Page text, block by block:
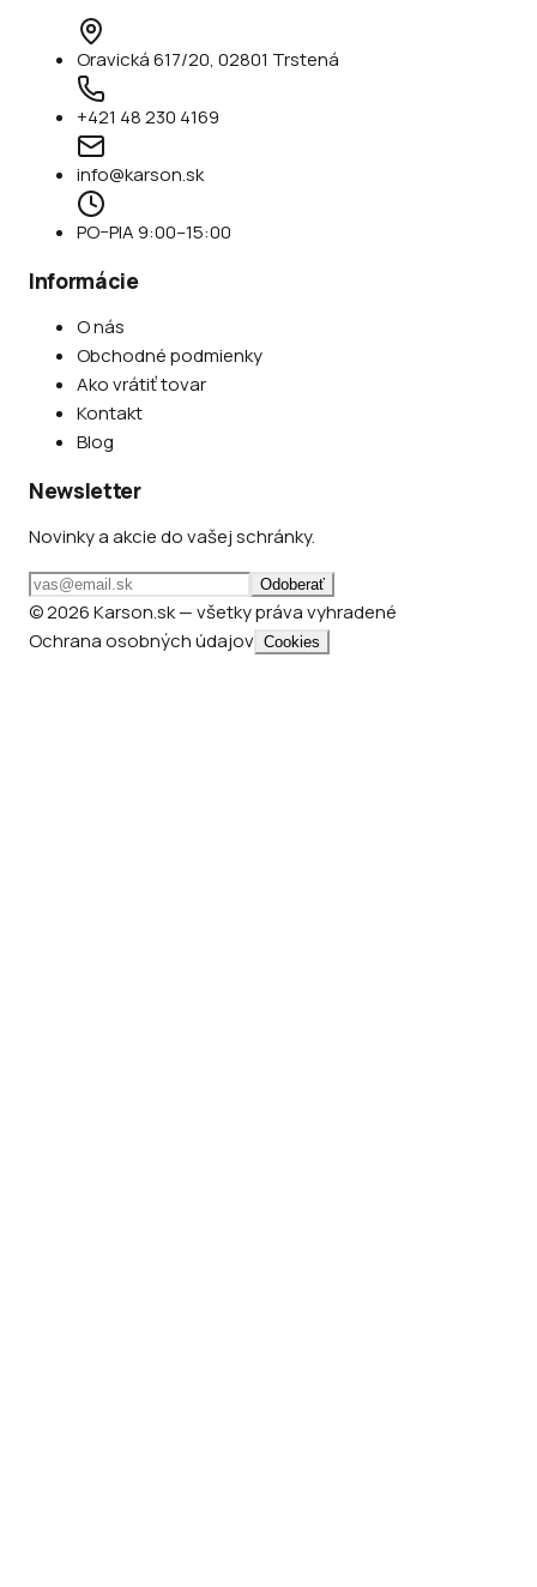
Oravická 617/20, 02801 Trstená
+421 48 230 4169
info@karson.sk
PO–PIA 9:00–15:00
Informácie
O nás
Obchodné podmienky
Ako vrátiť tovar
Kontakt
Blog
Newsletter
Novinky a akcie do vašej schránky.
Odoberať
© 2026 Karson.sk — všetky práva vyhradené
Ochrana osobných údajov Cookies